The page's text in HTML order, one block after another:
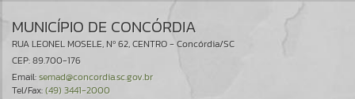
MUNICÍPIO DE CONCÓRDIA
RUA LEONEL MOSELE, Nº 62, CENTRO - Concórdia/SC
CEP: 89.700-176
Email:semad@concordia.sc.gov.br
Tel/Fax:(49) 3441-2000